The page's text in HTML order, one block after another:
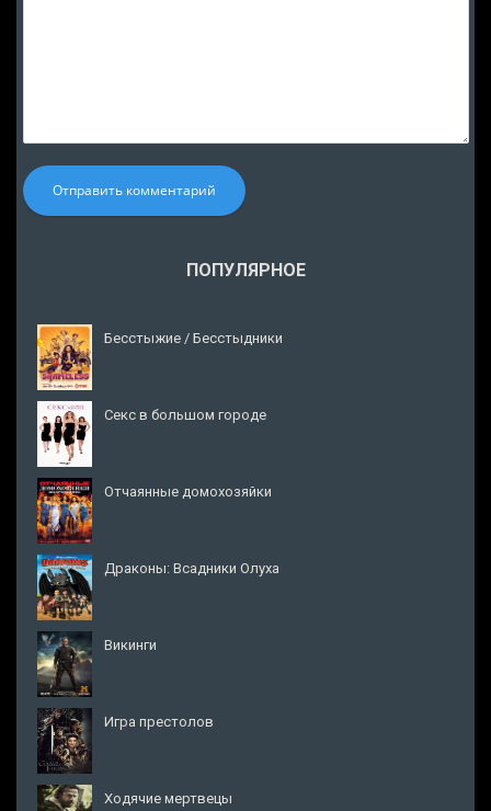
Отправить комментарий
ПОПУЛЯРНОЕ
Бесстыжие / Бесстыдники
Секс в большом городе
Отчаянные домохозяйки
Драконы: Всадники Олуха
Викинги
Игра престолов
Ходячие мертвецы